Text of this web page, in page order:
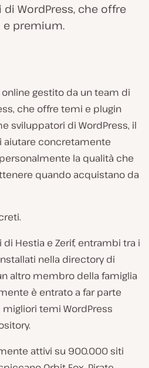
WordPress, che offre
premium.
online gestito da un team di
che offre temi e plugin
sviluppatori di WordPress, il
aiutare concretamente
la qualità che
quando acquistano da
Hestia e Zerif, entrambi tra i
nella directory di
altro membro della famiglia
è entrato a far parte
temi WordPress
attivi su 900.000 siti